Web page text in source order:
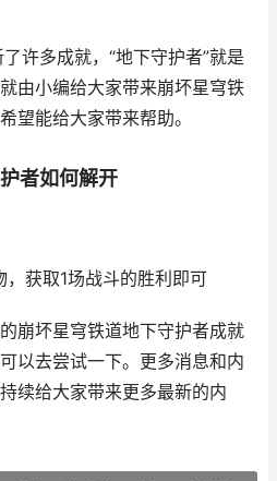
许多成就，“地下守护者”就是
由小编给大家带来崩坏星穹铁
望能给大家带来帮助。
者如何解开
，获取1场战斗的胜利即可
崩坏星穹铁道地下守护者成就
以去尝试一下。更多消息和内
续给大家带来更多最新的内